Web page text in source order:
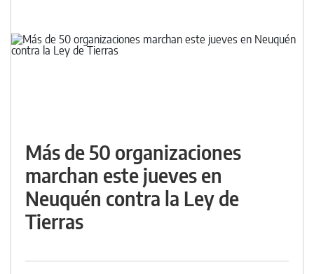
Más de 50 organizaciones
marchan este jueves en
Neuquén contra la Ley de
Tierras